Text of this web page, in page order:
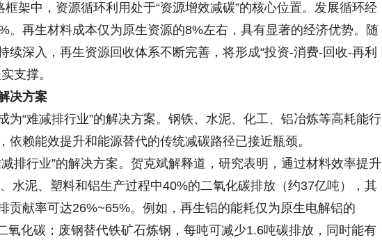
框架中，资源循环利用处于“资源增效减碳”的核心位置。发展循环经
。再生材料成本仅为原生资源的8%左右，具有显著的经济优势。随
续深入，再生资源回收体系不断完善，将形成“投资-消费-回收-再利
支撑。
决方案
为“难减排行业”的解决方案。钢铁、水泥、化工、铝冶炼等高耗能行
赖能效提升和能源替代的传统减碳路径已接近瓶颈。
排行业”的解决方案。贺克斌解释道，研究表明，通过材料效率提升
水泥、塑料和铝生产过程中40%的二氧化碳排放（约37亿吨），其
贡献率可达26%~65%。例如，再生铝的能耗仅为原生电解铝的
氧化碳；废钢替代铁矿石炼钢，每吨可减少1.6吨碳排放，同时能有